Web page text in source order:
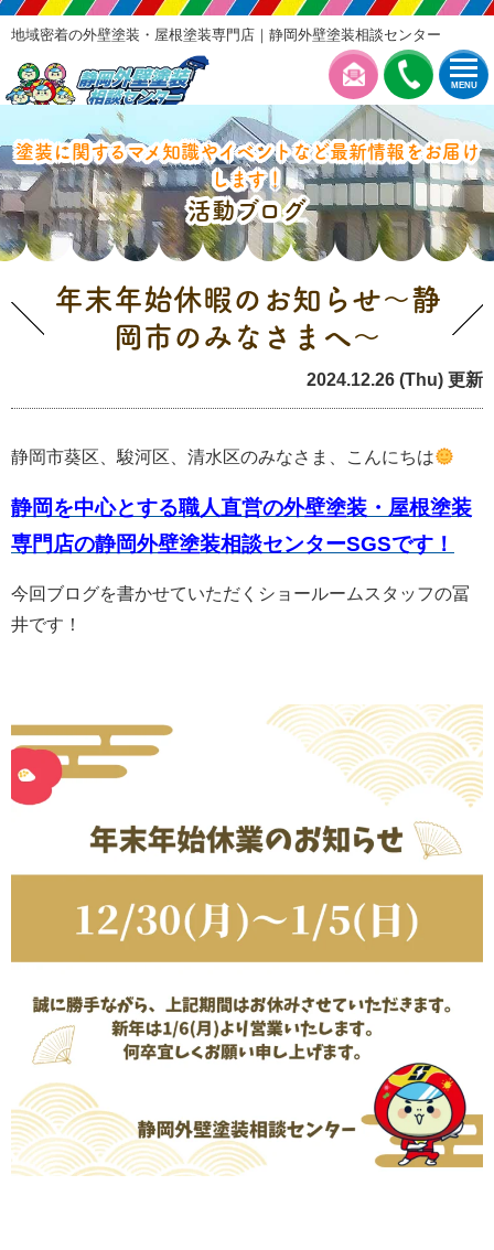
MENU
地域密着の外壁塗装・屋根塗装専門店｜静岡外壁塗装相談センター
塗装に関するマメ知識やイベントなど最新情報をお届け
します！
活動ブログ
年末年始休暇のお知らせ～静
岡市のみなさまへ～
2024.12.26 (Thu) 更新
静岡市葵区、駿河区、清水区のみなさま、こんにちは
静岡を中心とする職人直営の外壁塗装・屋根塗装
専門店の静岡外壁塗装相談センターSGSです！
今回ブログを書かせていただくショールームスタッフの冨
井です！